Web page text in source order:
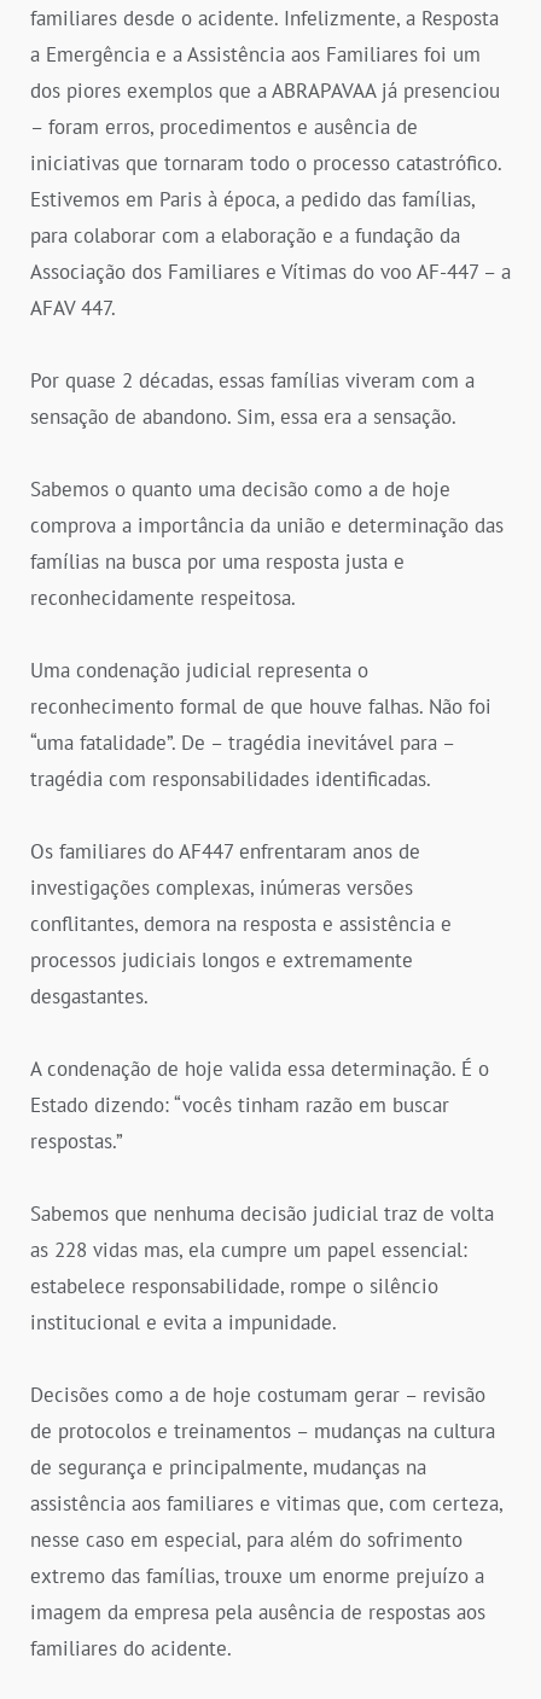
familiares desde o acidente. Infelizmente, a Resposta
a Emergência e a Assistência aos Familiares foi um
dos piores exemplos que a ABRAPAVAA já presenciou
– foram erros, procedimentos e ausência de
iniciativas que tornaram todo o processo catastrófico.
Estivemos em Paris à época, a pedido das famílias,
para colaborar com a elaboração e a fundação da
Associação dos Familiares e Vítimas do voo AF-447 – a
AFAV 447.
Por quase 2 décadas, essas famílias viveram com a
sensação de abandono. Sim, essa era a sensação.
Sabemos o quanto uma decisão como a de hoje
comprova a importância da união e determinação das
famílias na busca por uma resposta justa e
reconhecidamente respeitosa.
Uma condenação judicial representa o
reconhecimento formal de que houve falhas. Não foi
“uma fatalidade”. De – tragédia inevitável para –
tragédia com responsabilidades identificadas.
Os familiares do AF447 enfrentaram anos de
investigações complexas, inúmeras versões
conflitantes, demora na resposta e assistência e
processos judiciais longos e extremamente
desgastantes.
A condenação de hoje valida essa determinação. É o
Estado dizendo: “vocês tinham razão em buscar
respostas.”
Sabemos que nenhuma decisão judicial traz de volta
as 228 vidas mas, ela cumpre um papel essencial:
estabelece responsabilidade, rompe o silêncio
institucional e evita a impunidade.
Decisões como a de hoje costumam gerar – revisão
de protocolos e treinamentos – mudanças na cultura
de segurança e principalmente, mudanças na
assistência aos familiares e vitimas que, com certeza,
nesse caso em especial, para além do sofrimento
extremo das famílias, trouxe um enorme prejuízo a
imagem da empresa pela ausência de respostas aos
familiares do acidente.